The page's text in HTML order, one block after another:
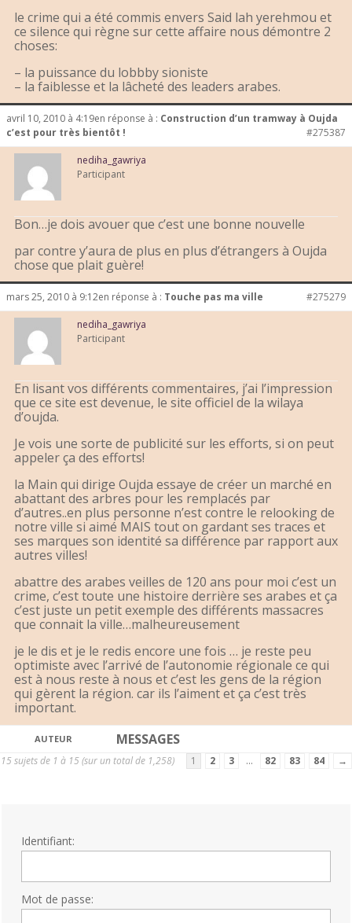
le crime qui a été commis envers Said lah yerehmou et
ce silence qui règne sur cette affaire nous démontre 2
choses:
– la puissance du lobbby sioniste
– la faiblesse et la lâcheté des leaders arabes.
avril 10, 2010 à 4:19en réponse à : Construction d’un tramway à Oujda
c’est pour très bientôt !
#275387
nediha_gawriya
Participant
Bon…je dois avouer que c’est une bonne nouvelle
par contre y’aura de plus en plus d’étrangers à Oujda
chose que plait guère!
mars 25, 2010 à 9:12en réponse à : Touche pas ma ville #275279
nediha_gawriya
Participant
En lisant vos différents commentaires, j’ai l’impression
que ce site est devenue, le site officiel de la wilaya
d’oujda.
Je vois une sorte de publicité sur les efforts, si on peut
appeler ça des efforts!
la Main qui dirige Oujda essaye de créer un marché en
abattant des arbres pour les remplacés par
d’autres..en plus personne n’est contre le relooking de
notre ville si aimé MAIS tout on gardant ses traces et
ses marques son identité sa différence par rapport aux
autres villes!
abattre des arabes veilles de 120 ans pour moi c’est un
crime, c’est toute une histoire derrière ses arabes et ça
c’est juste un petit exemple des différents massacres
que connait la ville…malheureusement
je le dis et je le redis encore une fois … je reste peu
optimiste avec l’arrivé de l’autonomie régionale ce qui
est à nous reste à nous et c’est les gens de la région
qui gèrent la région. car ils l’aiment et ça c’est très
important.
AUTEUR MESSAGES
15 sujets de 1 à 15 (sur un total de 1,258) 1 2 3 … 82 83 84 →
Identifiant:
Mot de passe: